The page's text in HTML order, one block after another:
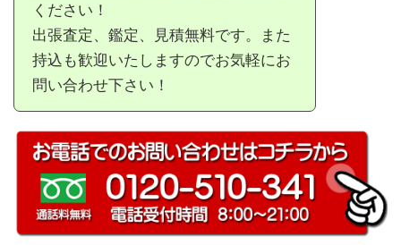
ください！
出張査定、鑑定、見積無料です。また
持込も歓迎いたしますのでお気軽にお
問い合わせ下さい！